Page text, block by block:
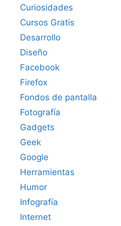
Curiosidades
Cursos Gratis
Desarrollo
Diseño
Facebook
Firefox
Fondos de pantalla
Fotografía
Gadgets
Geek
Google
Herramientas
Humor
Infografía
Internet